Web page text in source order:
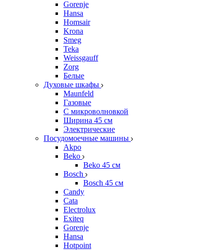
Gorenje
Hansa
Homsair
Krona
Smeg
Teka
Weissgauff
Zorg
Белые
Духовые шкафы
Maunfeld
Газовые
С микроволновкой
Ширина 45 см
Электрические
Посудомоечные машины
Akpo
Beko
Beko 45 см
Bosch
Bosch 45 см
Candy
Cata
Electrolux
Exiteq
Gorenje
Hansa
Hotpoint